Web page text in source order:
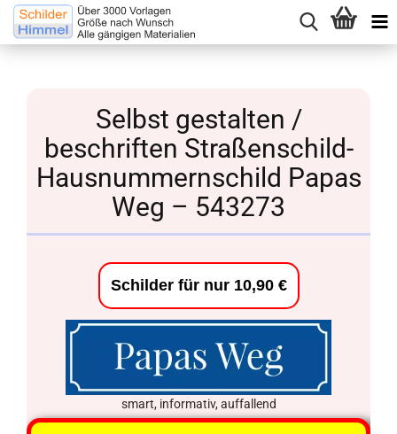
Selbst gestalten /
beschriften Straßenschild-
Hausnummernschild Papas
Weg – 543273
Schilder für nur 10,90 €
smart, informativ, auffallend